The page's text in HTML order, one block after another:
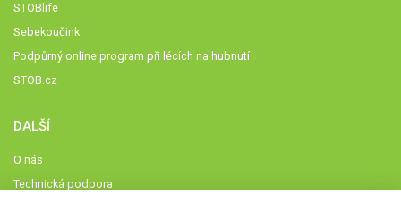
STOBlife
Sebekoučink
Podpůrný online program při lécích na hubnutí
STOB.cz
DALŠÍ
O nás
Technická podpora